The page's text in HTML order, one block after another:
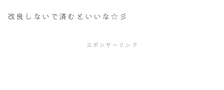
改良しないで済むといいな☆彡
スポンサーリンク